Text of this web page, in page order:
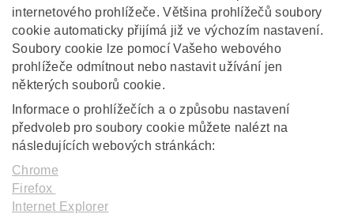
internetového prohlížeče. Většina prohlížečů soubory
cookie automaticky přijímá již ve výchozím nastavení.
Soubory cookie lze pomocí Vašeho webového
prohlížeče odmítnout nebo nastavit užívání jen
některých souborů cookie.
Informace o prohlížečích a o způsobu nastavení
předvoleb pro soubory cookie můžete nalézt na
následujících webových stránkách:
Chrome
Firefox
Internet Explorer